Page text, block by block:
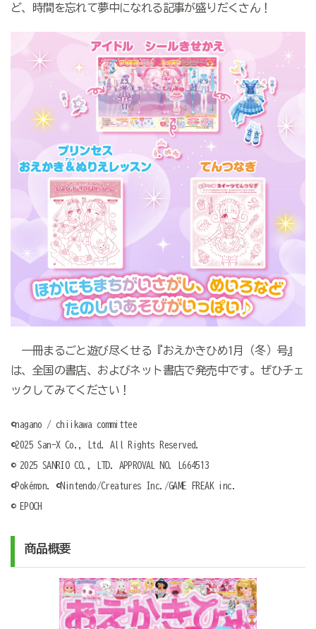
ど、時間を忘れて夢中になれる記事が盛りだくさん！
一冊まるごと遊び尽くせる『おえかきひめ1月（冬）号』
は、全国の書店、およびネット書店で発売中です。ぜひチェ
ックしてみてください！
©nagano / chiikawa committee
©2025 San-X Co., Ltd. All Rights Reserved.
© 2025 SANRIO CO., LTD. APPROVAL NO. L664513
©Pokémon. ©Nintendo/Creatures Inc./GAME FREAK inc.
© EPOCH
商品概要